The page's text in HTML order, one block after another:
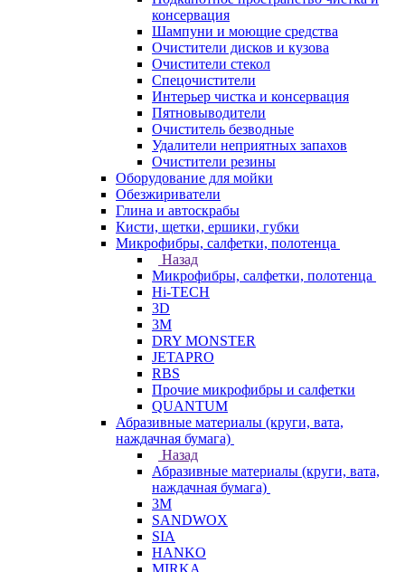
консервация
Шампуни и моющие средства
Очистители дисков и кузова
Очистители стекол
Спецочистители
Интерьер чистка и консервация
Пятновыводители
Очиститель безводные
Удалители неприятных запахов
Очистители резины
Оборудование для мойки
Обезжириватели
Глина и автоскрабы
Кисти, щетки, ершики, губки
Микрофибры, салфетки, полотенца
Назад
Микрофибры, салфетки, полотенца
Hi-TECH
3D
3М
DRY MONSTER
JETAPRO
RBS
Прочие микрофибры и салфетки
QUANTUM
Абразивные материалы (круги, вата,
наждачная бумага)
Назад
Абразивные материалы (круги, вата,
наждачная бумага)
3М
SANDWOX
SIA
HANKO
MIRKA